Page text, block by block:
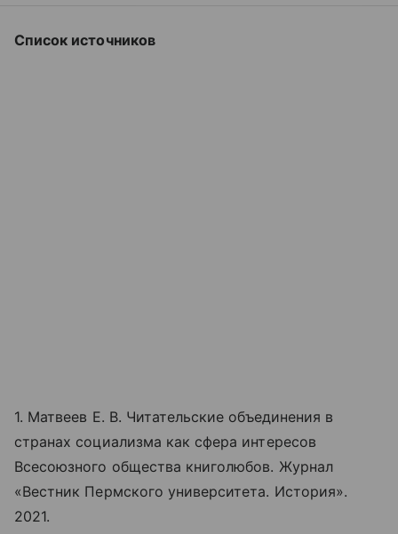
Список источников
1. Матвеев Е. В. Читательские объединения в
странах социализма как сфера интересов
Всесоюзного общества книголюбов. Журнал
«Вестник Пермского университета. История».
2021.